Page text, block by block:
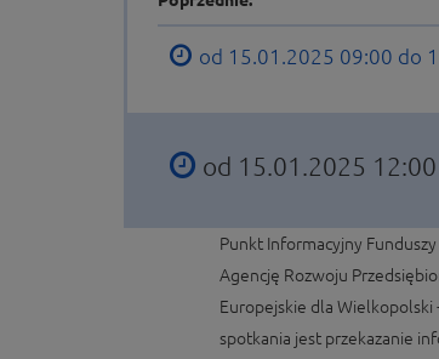
od 15.01.2025 09:00 do
od 15.01.2025
Punkt Informacyjny
Agencję Rozwoju
Europejskie dla Wielkopolski
spotkania jest przekazanie